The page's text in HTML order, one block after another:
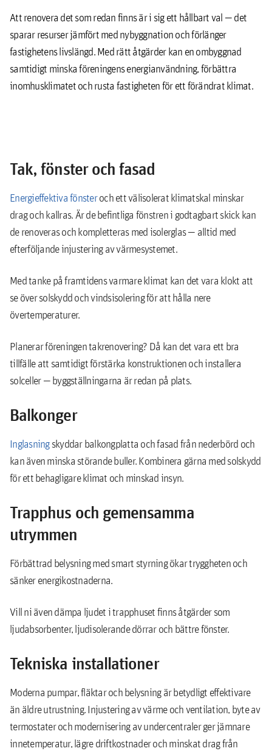
Att renovera det som redan finns är i sig ett hållbart val — det
sparar resurser jämfört med nybyggnation och förlänger
fastighetens livslängd. Med rätt åtgärder kan en ombyggnad
samtidigt minska föreningens energianvändning, förbättra
inomhusklimatet och rusta fastigheten för ett förändrat klimat.
Tak, fönster och fasad
Energieffektiva fönsteroch ett välisolerat klimatskal minskar
drag och kallras. Är de befintliga fönstren i godtagbart skick kan
de renoveras och kompletteras med isolerglas — alltid med
efterföljande injustering av värmesystemet.
Med tanke på framtidens varmare klimat kan det vara klokt att
se över solskydd och vindsisolering för att hålla nere
övertemperaturer.
Planerar föreningen takrenovering? Då kan det vara ett bra
tillfälle att samtidigt förstärka konstruktionen och installera
solceller — byggställningarna är redan på plats.
Balkonger
Inglasningskyddar balkongplatta och fasad från nederbörd och
kan även minska störande buller. Kombinera gärna med solskydd
för ett behagligare klimat och minskad insyn.
Trapphus och gemensamma
utrymmen
Förbättrad belysning med smart styrning ökar tryggheten och
sänker energikostnaderna.
Vill ni även dämpa ljudet i trapphuset finns åtgärder som
ljudabsorbenter, ljudisolerande dörrar och bättre fönster.
Tekniska installationer
Moderna pumpar, fläktar och belysning är betydligt effektivare
än äldre utrustning. Injustering av värme och ventilation, byte av
termostater och modernisering av undercentraler ger jämnare
innetemperatur, lägre driftkostnader och minskat drag från